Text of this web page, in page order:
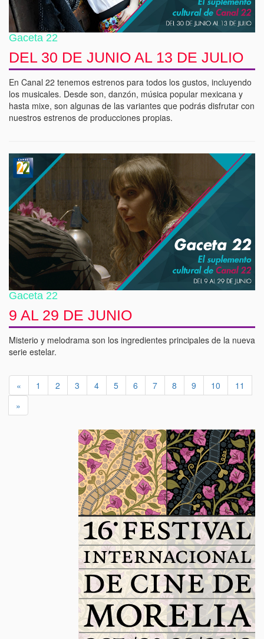
Gaceta 22
DEL 30 DE JUNIO AL 13 DE JULIO
En Canal 22 tenemos estrenos para todos los gustos, incluyendo
los musicales. Desde son, danzón, música popular mexicana y
hasta mixe, son algunas de las variantes que podrás disfrutar con
nuestros estrenos de producciones propias.
Gaceta 22
9 AL 29 DE JUNIO
Misterio y melodrama son los ingredientes principales de la nueva
serie estelar.
« 1 2 3 4 5 6 7 8 9 10
11
»